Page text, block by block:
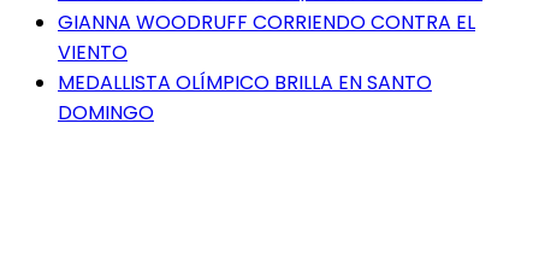
GIANNA WOODRUFF CORRIENDO CONTRA EL
VIENTO
MEDALLISTA OLÍMPICO BRILLA EN SANTO
DOMINGO